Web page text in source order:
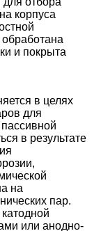
корпуса
и покрыта
в целях
для
в результате
на
пар.
или анодно-